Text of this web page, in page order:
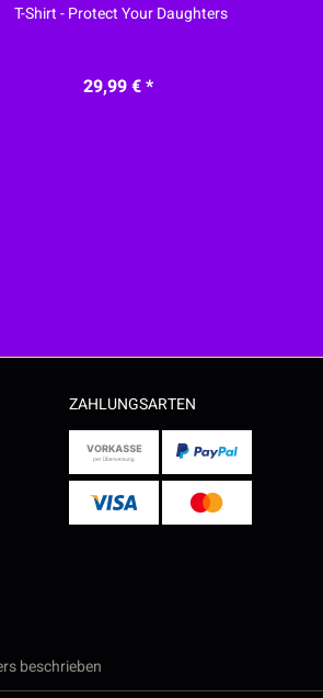
T-Shirt - Protect Your Daughters
29,99 € *
ZAHLUNGSARTEN
beschrieben